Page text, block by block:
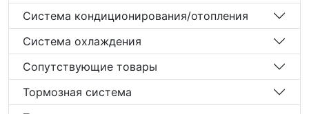
Система кондиционирования/отопления
Система охлаждения
Сопутствующие товары
Тормозная система